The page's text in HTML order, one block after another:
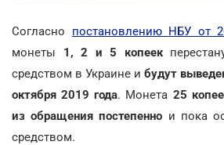
Согласно постановлению НБУ
монеты 1, 2 и 5 копеек
средством в Украине и будут
октября 2019 года. Монета 25
из обращения постепенно и пока
средством.